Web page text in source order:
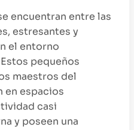
encuentran entre las
estresantes y
el entorno
pequeños
maestros del
en espacios
casi
y poseen una